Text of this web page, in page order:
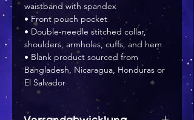
waistband with spandex
• Front pouch pocket
• Double-needle stitched collar,
shoulders, armholes, cuffs, and hem
• Blank product sourced from
Bangladesh, Nicaragua, Honduras or
El Salvador